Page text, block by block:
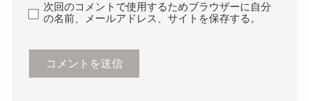
次回のコメントで使用するためブラウザーに自分
の名前、メールアドレス、サイトを保存する。